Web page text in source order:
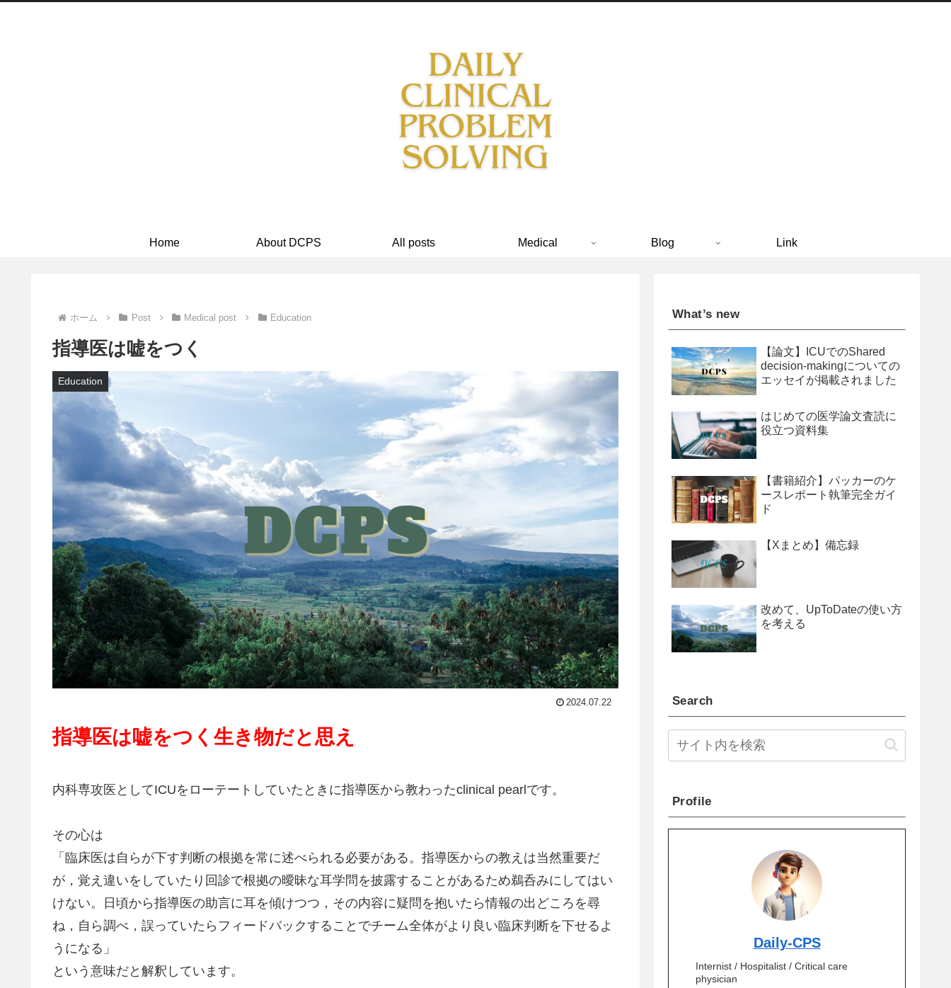
Home About DCPS All posts Medical Blog Link
ホーム Post Medical post Education
指導医は嘘をつく
Education
2024.07.22
指導医は嘘をつく生き物だと思え
内科専攻医としてICUをローテートしていたときに指導医から教わったclinical pearlです。
その心は
「臨床医は自らが下す判断の根拠を常に述べられる必要がある。指導医からの教えは当然重要だ
が，覚え違いをしていたり回診で根拠の曖昧な耳学問を披露することがあるため鵜呑みにしてはい
けない。日頃から指導医の助言に耳を傾けつつ，その内容に疑問を抱いたら情報の出どころを尋
ね，自ら調べ，誤っていたらフィードバックすることでチーム全体がより良い臨床判断を下せるよ
うになる」
という意味だと解釈しています。
What’s new
【論文】ICUでのShared
decision-makingについての
エッセイが掲載されました
はじめての医学論文査読に
役立つ資料集
【書籍紹介】パッカーのケ
ースレポート執筆完全ガイ
ド
【Xまとめ】備忘録
改めて、UpToDateの使い方
を考える
Search
Profile
Daily-CPS
Internist / Hospitalist / Critical care
physician